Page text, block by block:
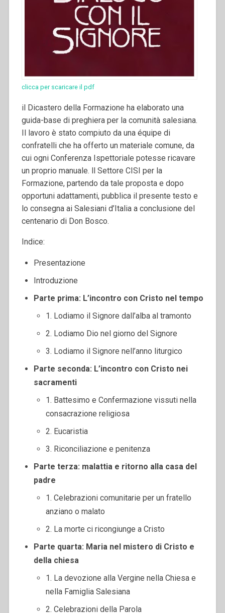
clicca per scaricare il pdf
il Dicastero della Formazione ha elaborato una
guida-base di preghiera per la comunità salesiana.
Il lavoro è stato compiuto da una équipe di
confratelli che ha offerto un materiale comune, da
cui ogni Conferenza Ispettoriale potesse ricavare
un proprio manuale. ll Settore CISI per la
Formazione, partendo da tale proposta e dopo
opportuni adattamenti, pubblica il presente testo e
lo consegna ai Salesiani d’Italia a conclusione del
centenario di Don Bosco.
Indice:
Presentazione
Introduzione
Parte prima: L’incontro con Cristo nel tempo
1. Lodiamo il Signore dall’alba al tramonto
2. Lodiamo Dio nel giorno del Signore
3. Lodiamo il Signore nell’anno liturgico
Parte seconda: L’incontro con Cristo nei
sacramenti
1. Battesimo e Confermazione vissuti nella
consacrazione religiosa
2. Eucaristia
3. Riconciliazione e penitenza
Parte terza: malattia e ritorno alla casa del
padre
1. Celebrazioni comunitarie per un fratello
anziano o malato
2. La morte ci ricongiunge a Cristo
Parte quarta: Maria nel mistero di Cristo e
della chiesa
1. La devozione alla Vergine nella Chiesa e
nella Famiglia Salesiana
2. Celebrazioni della Parola